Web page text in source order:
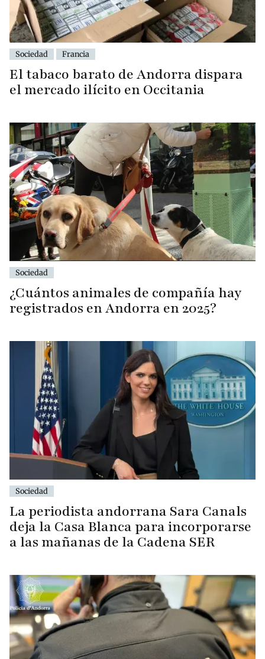
Sociedad Francia
El tabaco barato de Andorra dispara
el mercado ilícito en Occitania
Sociedad
¿Cuántos animales de compañía hay
registrados en Andorra en 2025?
Sociedad
La periodista andorrana Sara Canals
deja la Casa Blanca para incorporarse
a las mañanas de la Cadena SER